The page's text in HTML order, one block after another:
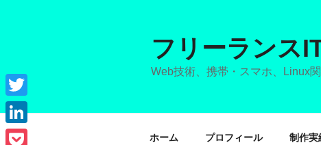
ツ
へ
ス
キ
ッ
フリーランス
Web技術、携帯・スマホ、Linux
ホーム プロフィール 制作実
Twitter
LinkedIn